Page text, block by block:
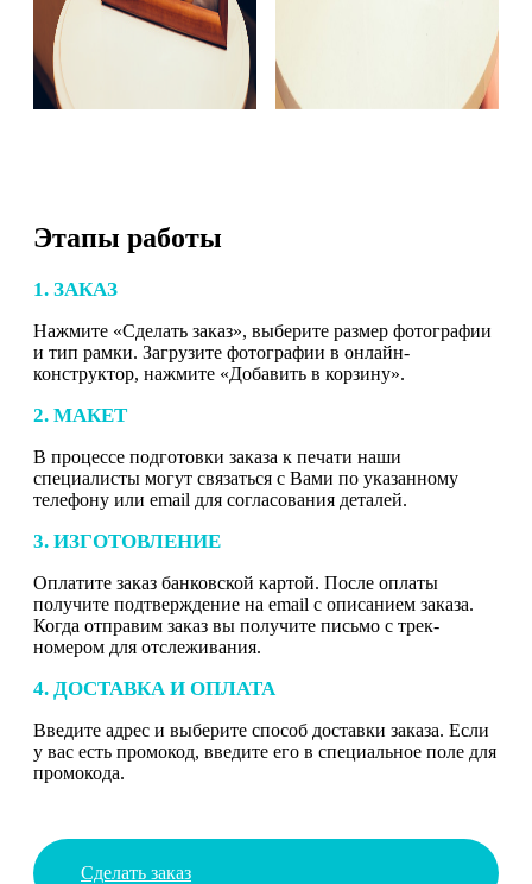
Этапы работы
1. ЗАКАЗ
Нажмите «Сделать заказ», выберите размер фотографии
и тип рамки. Загрузите фотографии в онлайн-
конструктор, нажмите «Добавить в корзину».
2. МАКЕТ
В процессе подготовки заказа к печати наши
специалисты могут связаться с Вами по указанному
телефону или email для согласования деталей.
3. ИЗГОТОВЛЕНИЕ
Оплатите заказ банковской картой. После оплаты
получите подтверждение на email с описанием заказа.
Когда отправим заказ вы получите письмо с трек-
номером для отслеживания.
4. ДОСТАВКА И ОПЛАТА
Введите адрес и выберите способ доставки заказа. Если
у вас есть промокод, введите его в специальное поле для
промокода.
Сделать заказ